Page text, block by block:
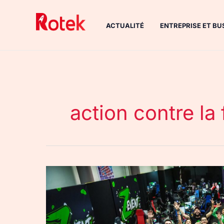
ACTUALITÉ ENTREPRISE ET
action contre la
Le
2021